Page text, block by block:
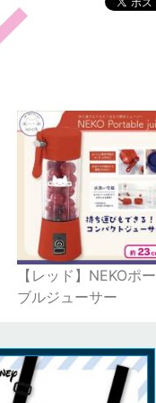
【レッド】NEKOポ
ブルジューサー